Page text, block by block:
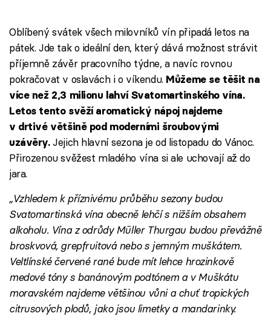
Oblíbený svátek všech milovníků vín připadá letos na
pátek. Jde tak o ideální den, který dává možnost strávit
příjemně závěr pracovního týdne, a navíc rovnou
pokračovat v oslavách i o víkendu. Můžeme se těšit na
více než 2,3 milionu lahví Svatomartinského vína.
Letos tento svěží aromatický nápoj najdeme
v drtivé většině pod moderními šroubovými
uzávěry.Jejich hlavní sezona je od listopadu do Vánoc.
Přirozenou svěžest mladého vína si ale uchovají až do
jara.
„Vzhledem k příznivému průběhu sezony budou
Svatomartinská vína obecně lehčí s nižším obsahem
alkoholu. Vína z odrůdy Müller Thurgau budou převážně
broskvová, grepfruitová nebo s jemným muškátem.
Veltlínské červené rané bude mít lehce hrozinkově
medové tóny s banánovým podtónem a v Muškátu
moravském najdeme většinou vůni a chuť tropických
citrusových plodů, jako jsou limetky a mandarinky.